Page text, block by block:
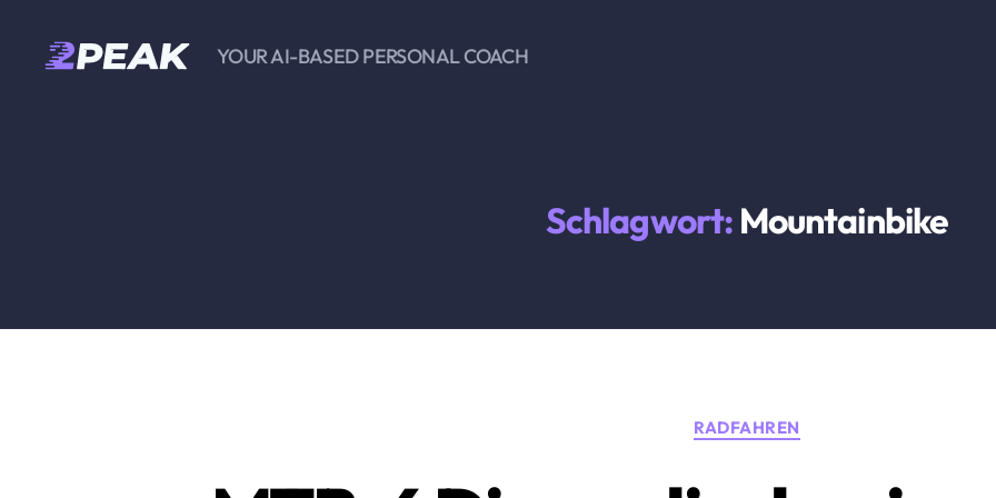
YOUR AI-BASED PERSONAL COACH
Schlagwort: Mountainbike
Kategorien
RADFAHREN